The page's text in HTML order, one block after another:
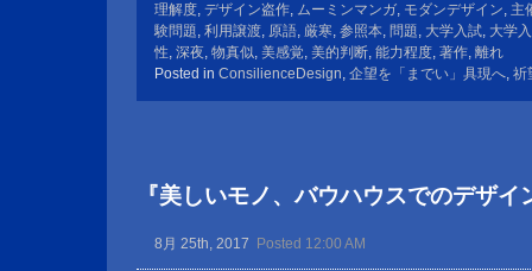
理解度, デザイン盗作, ムーミンマンガ, モダンデザイン, 主
験問題, 利用譲渡, 原語, 厳寒, 参照本, 問題, 大学入試, 大学
性, 深夜, 物真似, 美感覚, 美的判断, 能力程度, 著作, 離れ
Posted in ConsilienceDesign, 企望を「までい」具現へ, 祈
『美しいモノ、バウハウスでのデザ
8月 25th, 2017 Posted 12:00 AM